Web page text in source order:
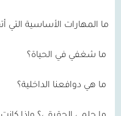
ما المهارات الأساسية التي
ما شغفي في الحياة؟
ما هي دوافعنا الداخلية؟